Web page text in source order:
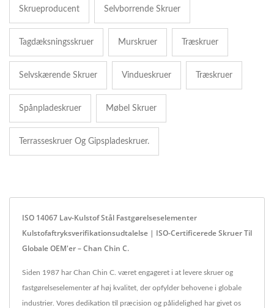
Skrueproducent Selvborrende Skruer
Tagdæksningsskruer Murskruer Træskruer
Selvskærende Skruer Vindueskruer Træskruer
Spånpladeskruer Møbel Skruer
Terrasseskruer Og Gipspladeskruer.
ISO 14067 Lav-Kulstof Stål Fastgørelseselementer
Kulstofaftryksverifikationsudtalelse | ISO-Certificerede Skruer Til
Globale OEM'er – Chan Chin C.
Siden 1987 har Chan Chin C. været engageret i at levere skruer og
fastgørelseselementer af høj kvalitet, der opfylder behovene i globale
industrier. Vores dedikation til præcision og pålidelighed har givet os